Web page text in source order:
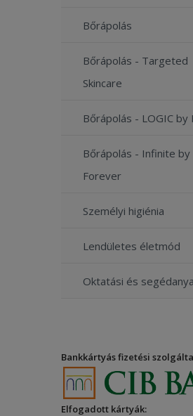
Bőrápolás
Bőrápolás - Targeted
Skincare
Bőrápolás - LOGIC by
Bőrápolás - Infinite by
Forever
Személyi higiénia
Lendületes életmód
Oktatási és
Bankkártyás fizetési
Elfogadott kártyák: